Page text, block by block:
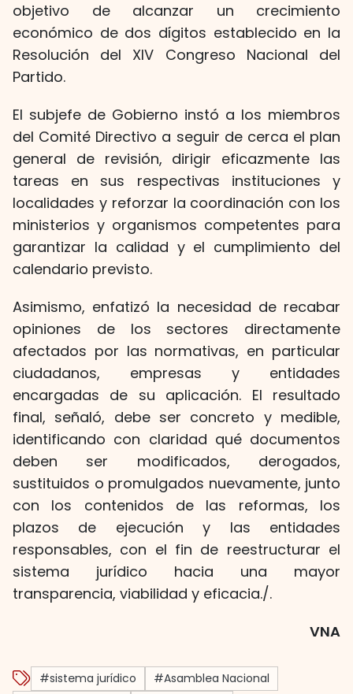
objetivo de alcanzar un crecimiento
económico de dos dígitos establecido en la
Resolución del XIV Congreso Nacional del
Partido.
El subjefe de Gobierno instó a los miembros
del Comité Directivo a seguir de cerca el plan
general de revisión, dirigir eficazmente las
tareas en sus respectivas instituciones y
localidades y reforzar la coordinación con los
ministerios y organismos competentes para
garantizar la calidad y el cumplimiento del
calendario previsto.
Asimismo, enfatizó la necesidad de recabar
opiniones de los sectores directamente
afectados por las normativas, en particular
ciudadanos, empresas y entidades
encargadas de su aplicación. El resultado
final, señaló, debe ser concreto y medible,
identificando con claridad qué documentos
deben ser modificados, derogados,
sustituidos o promulgados nuevamente, junto
con los contenidos de las reformas, los
plazos de ejecución y las entidades
responsables, con el fin de reestructurar el
sistema jurídico hacia una mayor
transparencia, viabilidad y eficacia./.
VNA
#sistema jurídico
#Asamblea Nacional